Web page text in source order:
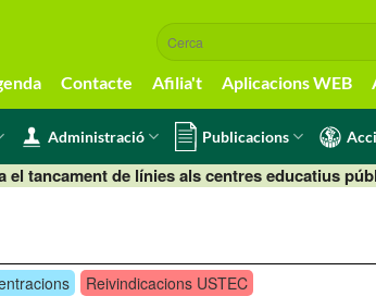
Contacte Afilia't Aplicacions WEB
Administració Publicacions
tancament de línies als centres educatius
Reivindicacions USTEC